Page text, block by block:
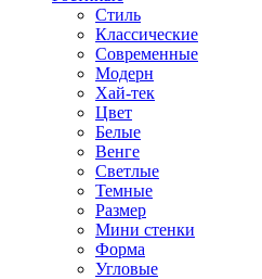
Стиль
Классические
Современные
Модерн
Хай-тек
Цвет
Белые
Венге
Светлые
Темные
Размер
Мини стенки
Форма
Угловые